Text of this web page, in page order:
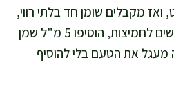
ואז מקבלים שומן חד בלתי רווי,
אשלגן וסיבים. אם אתם רגישים לחמיצות, הוסיפו 5 מ"ל שמן
מעגל את הטעם בלי להוסיף